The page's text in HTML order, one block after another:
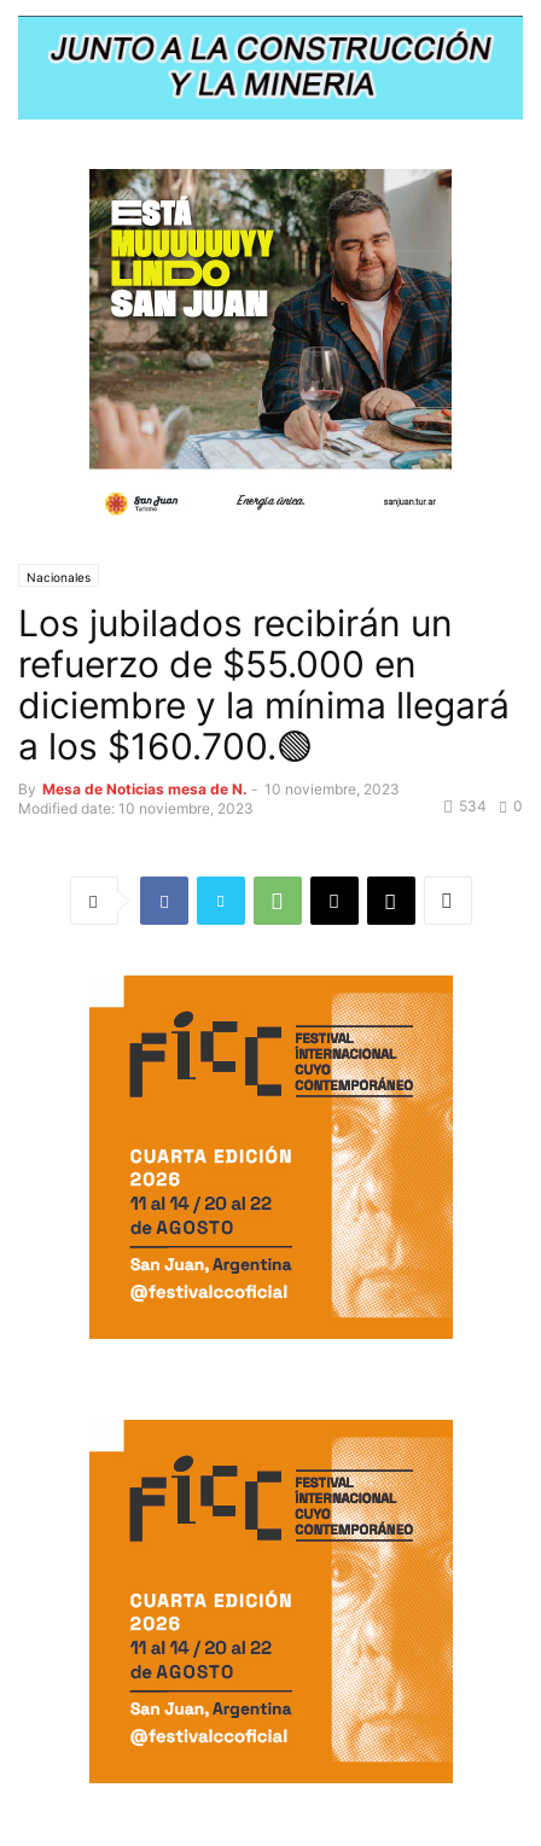
Nacionales
Los jubilados recibirán un
refuerzo de $55.000 en
diciembre y la mínima llegará
a los $160.700.🟢
By Mesa de Noticias mesa de N. - 10 noviembre, 2023
Modified date: 10 noviembre, 2023
0
534